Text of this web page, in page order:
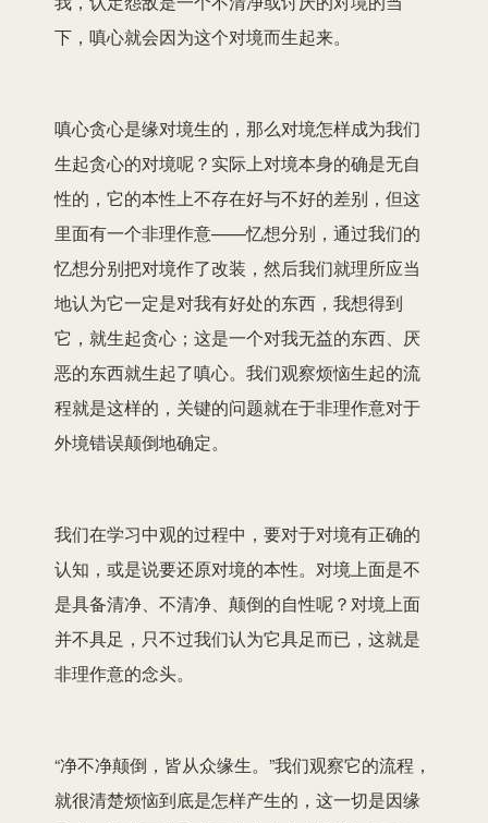
下，嗔心就会因为这个对境而生起来。
嗔心贪心是缘对境生的，那么对境怎样成为我们
生起贪心的对境呢？实际上对境本身的确是无自
性的，它的本性上不存在好与不好的差别，但这
里面有一个非理作意——忆想分别，通过我们的
忆想分别把对境作了改装，然后我们就理所应当
地认为它一定是对我有好处的东西，我想得到
它，就生起贪心；这是一个对我无益的东西、厌
恶的东西就生起了嗔心。我们观察烦恼生起的流
程就是这样的，关键的问题就在于非理作意对于
外境错误颠倒地确定。
我们在学习中观的过程中，要对于对境有正确的
认知，或是说要还原对境的本性。对境上面是不
是具备清净、不清净、颠倒的自性呢？对境上面
并不具足，只不过我们认为它具足而已，这就是
非理作意的念头。
“净不净颠倒，皆从众缘生。”我们观察它的流程，
就很清楚烦恼到底是怎样产生的，这一切是因缘